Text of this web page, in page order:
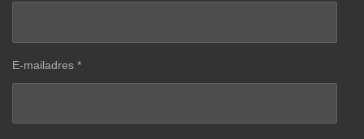
E-mailadres *